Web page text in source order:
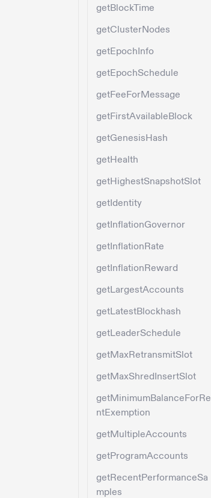
getBlockTime
getClusterNodes
getEpochInfo
getEpochSchedule
getFeeForMessage
getFirstAvailableBlock
getGenesisHash
getHealth
getHighestSnapshotSlot
getIdentity
getInflationGovernor
getInflationRate
getInflationReward
getLargestAccounts
getLatestBlockhash
getLeaderSchedule
getMaxRetransmitSlot
getMaxShredInsertSlot
getMinimumBalanceForRe
ntExemption
getMultipleAccounts
getProgramAccounts
getRecentPerformanceSa
mples